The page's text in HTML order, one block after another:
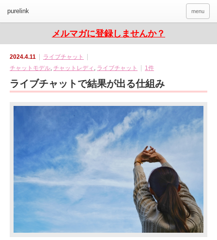
purelink menu
メルマガに登録しませんか？
2024.4.11
ライブチャット
チャットモデル, チャットレディ , ライブチャット 1件
ライブチャットで結果が出る仕組み